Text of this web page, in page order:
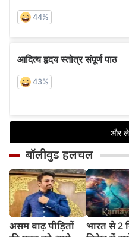
बॉलीवुड हलचल
असम बाढ़ पीड़ितों
भारत से 2